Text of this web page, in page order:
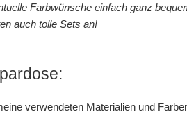
Farbwünsche einfach ganz
auch tolle Sets an!
verwendeten Materialien und